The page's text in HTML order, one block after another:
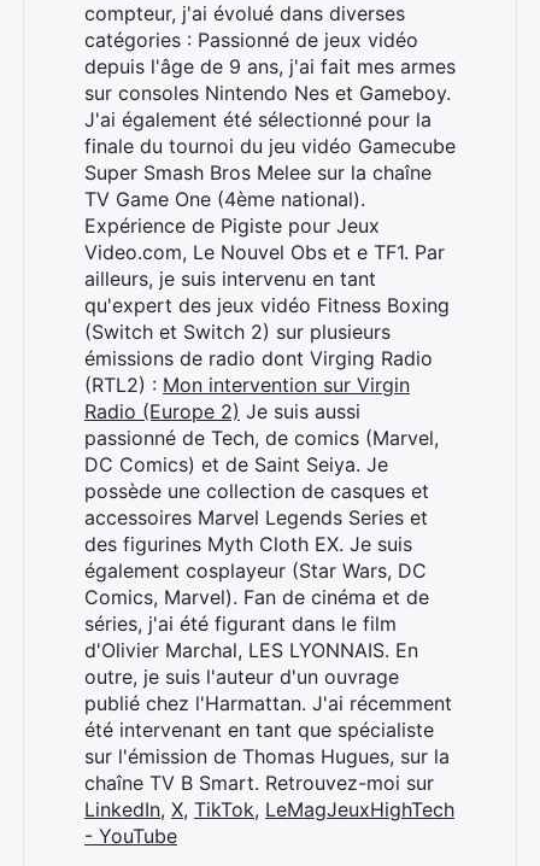
compteur, j'ai évolué dans diverses
catégories : Passionné de jeux vidéo
depuis l'âge de 9 ans, j'ai fait mes armes
sur consoles Nintendo Nes et Gameboy.
J'ai également été sélectionné pour la
finale du tournoi du jeu vidéo Gamecube
Super Smash Bros Melee sur la chaîne
TV Game One (4ème national).
Expérience de Pigiste pour Jeux
Video.com, Le Nouvel Obs et e TF1. Par
ailleurs, je suis intervenu en tant
qu'expert des jeux vidéo Fitness Boxing
(Switch et Switch 2) sur plusieurs
émissions de radio dont Virging Radio
(RTL2) : Mon intervention sur Virgin
Radio (Europe 2) Je suis aussi
passionné de Tech, de comics (Marvel,
DC Comics) et de Saint Seiya. Je
possède une collection de casques et
accessoires Marvel Legends Series et
des figurines Myth Cloth EX. Je suis
également cosplayeur (Star Wars, DC
Comics, Marvel). Fan de cinéma et de
séries, j'ai été figurant dans le film
d'Olivier Marchal, LES LYONNAIS. En
outre, je suis l'auteur d'un ouvrage
publié chez l'Harmattan. J'ai récemment
été intervenant en tant que spécialiste
sur l'émission de Thomas Hugues, sur la
chaîne TV B Smart. Retrouvez-moi sur
LinkedIn, X, TikTok, LeMagJeuxHighTech
- YouTube